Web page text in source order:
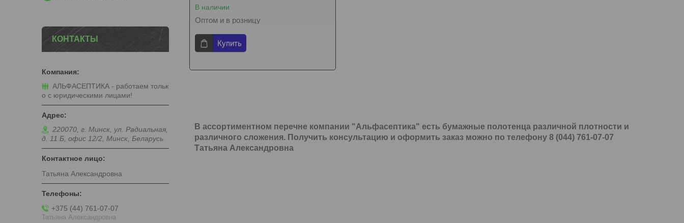
В наличии
Оптом и в розницу
Купить
В ассортиментном перечне компании "Альфасептика" есть бумажные полотенца различной плотности и
различного сложения. Получить консультацию и оформить заказ можно по телефону 8 (044) 761-07-07
Татьяна Александровна
КОНТАКТЫ
АЛЬФАСЕПТИКА - работаем тольк
о с юридическими лицами!
220070, г. Минск, ул. Радиальная,
д. 11 Б, офис 12/2, Минск, Беларусь
Татьяна Александровна
+375 (44) 761-07-07
Татьяна Александровна